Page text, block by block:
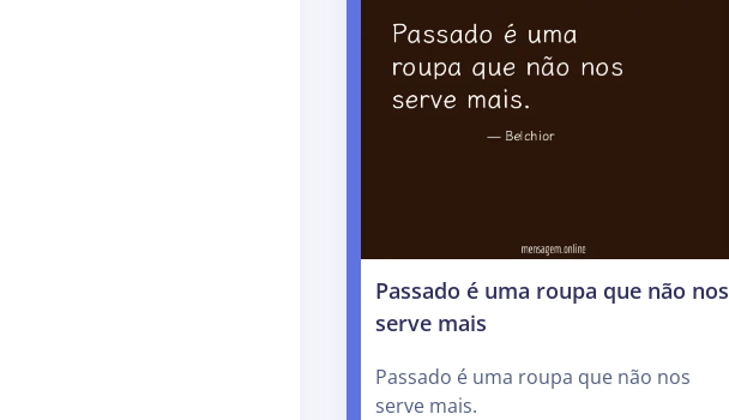
Passado é uma roupa que não nos
serve mais
Passado é uma roupa que não nos
serve mais.